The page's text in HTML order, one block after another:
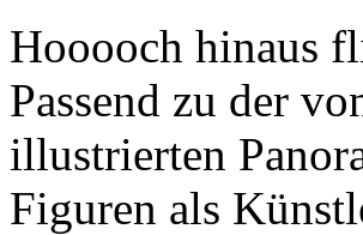
Hooooch hinaus
Passend zu der
illustrierten
Figuren als